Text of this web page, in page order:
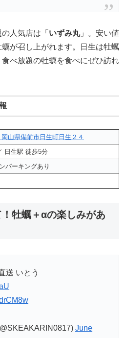
人気店は「 いずみ丸」。安い値
が召し上がれます。日生は牡蠣
べ放題の牡蠣を食べにぜひ訪れ
山県備前市日生町日生２４
日生駅 徒歩5分
パーキングあり
牡蠣＋αの楽しみがあ
送 いとう
June